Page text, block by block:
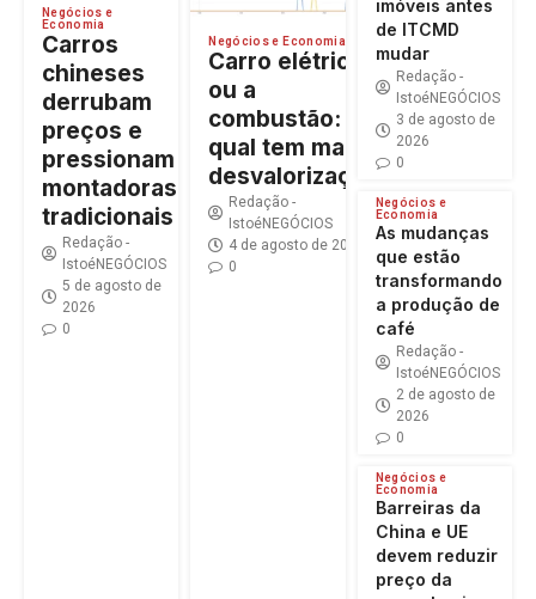
Negócios e
Economia
Carros
chineses
derrubam
preços e
pressionam
montadoras
tradicionais
Redação -
IstoéNEGÓCIOS
5 de agosto de
2026
0
Negócios e Economia
Carro elétrico
ou a
combustão:
qual tem maior
desvalorização?
Redação -
IstoéNEGÓCIOS
4 de agosto de 2026
0
imóveis antes
de ITCMD
mudar
Redação -
IstoéNEGÓCIOS
3 de agosto de
2026
0
Negócios e
Economia
As mudanças
que estão
transformando
a produção de
café
Redação -
IstoéNEGÓCIOS
2 de agosto de
2026
0
Negócios e
Economia
Barreiras da
China e UE
devem reduzir
preço da